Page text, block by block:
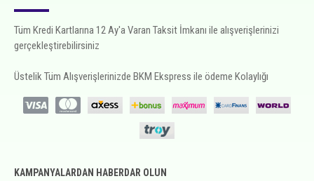
Tüm Kredi Kartlarına 12 Ay'a Varan Taksit İmkanı ile alışverişlerinizi
gerçekleştirebilirsiniz
Üstelik Tüm Alışverişlerinizde BKM Ekspress ile ödeme Kolaylığı
KAMPANYALARDAN HABERDAR OLUN